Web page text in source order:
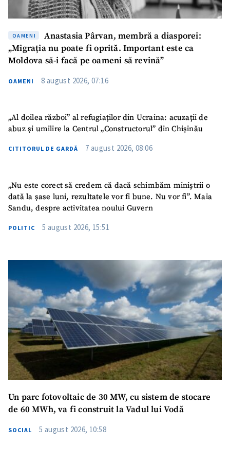
OAMENI
Anastasia Pârvan, membră a diasporei:
„Migrația nu poate fi oprită. Important este ca
Moldova să-i facă pe oameni să revină”
OAMENI 8 august 2026, 07:16
„Al doilea război” al refugiaților din Ucraina: acuzații de
abuz și umilire la Centrul „Constructorul” din Chișinău
CITITORUL DE GARDĂ 7 august 2026, 08:06
„Nu este corect să credem că dacă schimbăm miniștrii o
dată la șase luni, rezultatele vor fi bune. Nu vor fi”. Maia
Sandu, despre activitatea noului Guvern
POLITIC 5 august 2026, 15:51
Un parc fotovoltaic de 30 MW, cu sistem de stocare
de 60 MWh, va fi construit la Vadul lui Vodă
SOCIAL 5 august 2026, 10:58